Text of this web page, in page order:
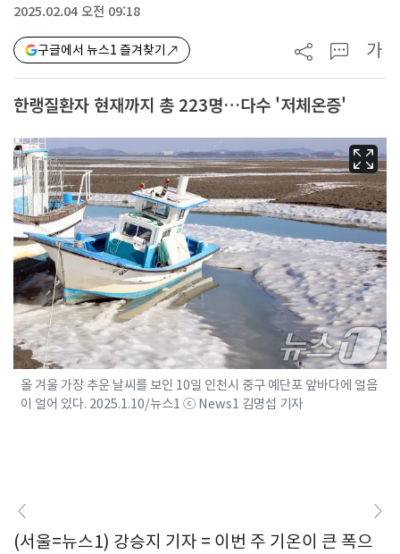
2025.02.04 오전 09:18
구글에서 뉴스1 즐겨찾기 가
한랭질환자 현재까지 총 223명…다수 '저체온증'
올 겨울 가장 추운 날씨를 보인 10일 인천시 중구 예단포 앞바다에 얼음
이 얼어 있다. 2025.1.10/뉴스1 ⓒ News1 김명섭 기자
(서울=뉴스1) 강승지 기자 = 이번 주 기온이 큰 폭으